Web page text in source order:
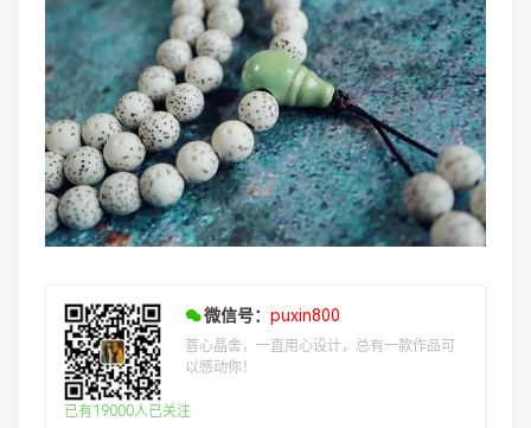
微信号： puxin800
菩心晶舍，一直用心设计，总有一款作品可
以感动你！
已有19000人已关注